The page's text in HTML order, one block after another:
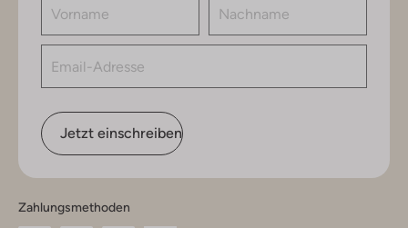
Jetzt einschreiben
Zahlungsmethoden